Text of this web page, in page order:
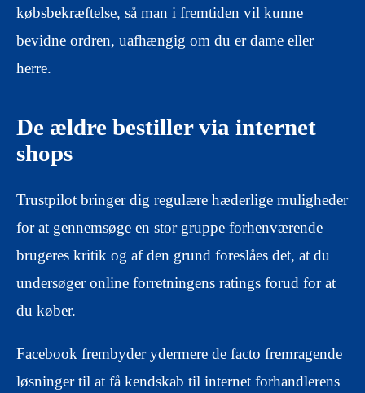
købsbekræftelse, så man i fremtiden vil kunne
bevidne ordren, uafhængig om du er dame eller
herre.
De ældre bestiller via internet
shops
Trustpilot bringer dig regulære hæderlige muligheder
for at gennemsøge en stor gruppe forhenværende
brugeres kritik og af den grund foreslåes det, at du
undersøger online forretningens ratings forud for at
du køber.
Facebook frembyder ydermere de facto fremragende
løsninger til at få kendskab til internet forhandlerens